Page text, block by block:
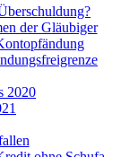
der Gläubiger
2020